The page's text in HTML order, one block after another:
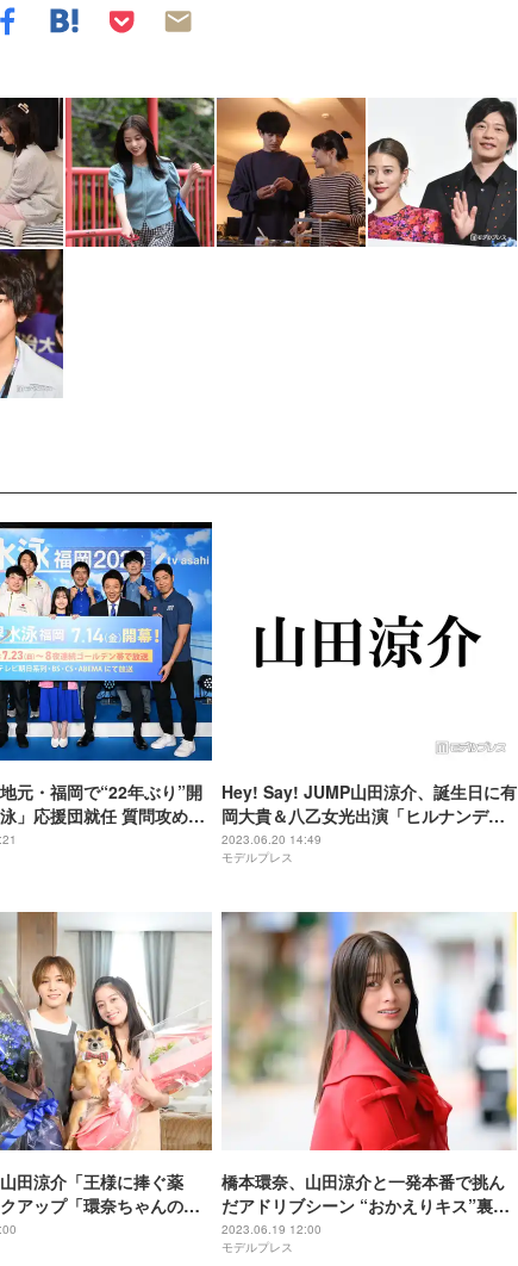
元・福岡で“22年ぶり”開
」応援団就任 質問攻めに
対応
Hey! Say! JUMP山田涼介、誕生日に有
岡大貴＆八乙女光出演「ヒルナンデ
ス」リアタイしていた メンバーからの
祝福メッセージ明かす
2023.06.20 14:49
モデルプレス
田涼介「王様に捧ぐ薬
アップ「環奈ちゃんの座
が立派でした」
橋本環奈、山田涼介と一発本番で挑ん
だアドリブシーン “おかえりキス”裏話
も＜王様に捧ぐ薬指＞
2023.06.19 12:00
モデルプレス